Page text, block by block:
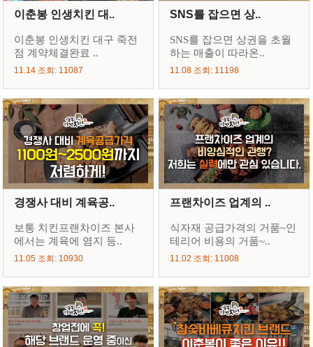
이춘봉 인생치킨 대..
이춘봉 인생치킨 대구 죽전
점 계약체결완료 ..
11.14 조회: 11087
SNS를 잡으면 상..
SNS를 잡으면 상권을 초월
하는 매출이 따라온..
11.08 조회: 11198
경쟁사 대비 계육공..
보통 치킨프랜차이즈 본사
에서는 계육에 염지 등..
11.05 조회: 10930
프랜차이즈 업계의 ..
식자재 공급가격의 거품~인
테리어 비용의 거품~..
11.02 조회: 11008